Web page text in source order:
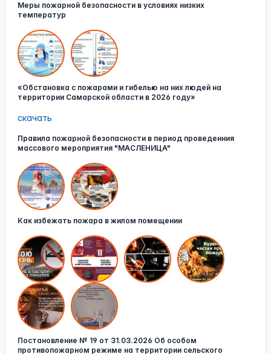
Меры пожарной безопасности в условиях низких
температур
«Обстановка с пожарами и гибелью на них людей на
территории Самарской области в 2026 году»
скачать
Правила пожарной безопасности в период проведенния
массового мероприятия "МАСЛЕНИЦА"
Как избежать пожара в жилом помещении
Постановление № 19 от 31.03.2026 Об особом
противопожарном режиме на территории сельского